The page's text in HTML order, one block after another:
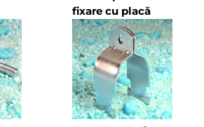
fixare cu placă